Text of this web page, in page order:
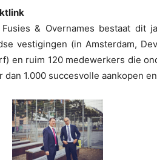
Fusies & Overnames bestaat
vestigingen (in Amsterdam,
en ruim 120 medewerkers die
dan 1.000 succesvolle aankopen